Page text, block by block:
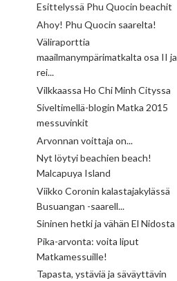
Esittelyssä Phu Quocin beachit
Ahoy! Phu Quocin saarelta!
Väliraporttia
maailmanympärimatkalta osa II ja
rei...
Vilkkaassa Ho Chi Minh Cityssa
Siveltimellä-blogin Matka 2015
messuvinkit
Arvonnan voittaja on...
Nyt löytyi beachien beach!
Malcapuya Island
Viikko Coronin kalastajakylässä
Busuangan -saarell...
Sininen hetki ja vähän El Nidosta
Pika-arvonta: voita liput
Matkamessuille!
Tapasta, ystäviä ja säväyttävin